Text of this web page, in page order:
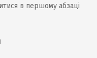
в першому абзаці